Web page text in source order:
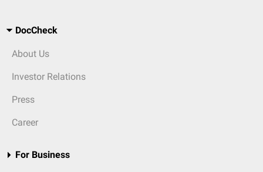
DocCheck
About Us
Investor Relations
Press
Career
For Business